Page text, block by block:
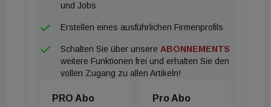
und Jobs
Erstellen eines ausführlichen Firmenprofils
Schalten Sie über unsere ABONNEMENTS
weitere Funktionen frei und erhalten Sie den
vollen Zugang zu allen Artikeln!
PRO Abo
Pro Abo